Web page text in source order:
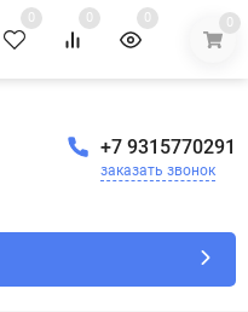
0 0 0 0
+7 9315770291
заказать звонок